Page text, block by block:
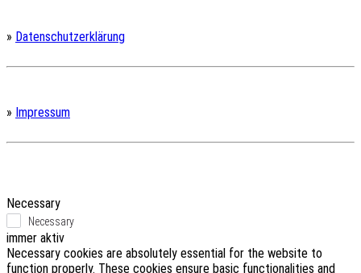
» Datenschutzerklärung
» Impressum
Necessary
Necessary
immer aktiv
Necessary cookies are absolutely essential for the website to
function properly. These cookies ensure basic functionalities and